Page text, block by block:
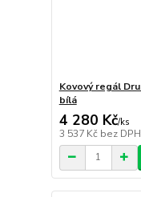
Kovový regál
bílá
4 280 Kč/ks
3 537 Kč bez DPH